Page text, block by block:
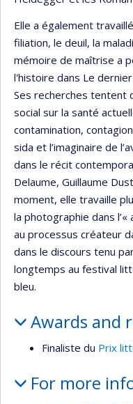
Elle a également
filiation, le deuil, la
mémoire de maîtrise a
l'histoire dans Le
Ses recherches tentent
social sur la santé
contamination,
sida et l’imaginaire de
dans le récit
Delaume, Guillaume
moment, elle travaille
la photographie dans
au processus créateur
dans le discours tenu
longtemps au festival
bleu.
Awards and
Finaliste du Prix
For more